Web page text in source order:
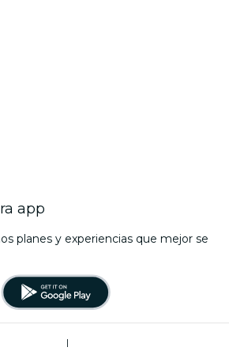
app
planes y experiencias que mejor se
|